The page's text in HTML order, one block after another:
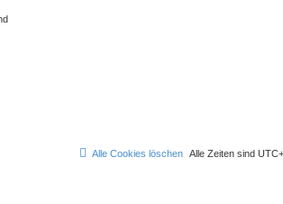
Alle Zeiten sind
Alle Cookies löschen